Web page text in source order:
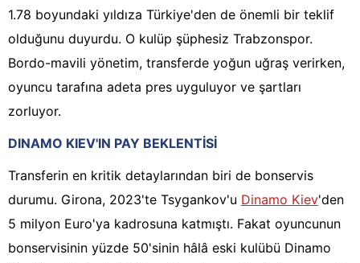
1.78 boyundaki yıldıza Türkiye'den de önemli bir teklif
olduğunu duyurdu. O kulüp şüphesiz Trabzonspor.
Bordo-mavili yönetim, transferde yoğun uğraş verirken,
oyuncu tarafına adeta pres uyguluyor ve şartları
zorluyor.
DINAMO KIEV'IN PAY BEKLENTİSİ
Transferin en kritik detaylarından biri de bonservis
durumu. Girona, 2023'te Tsygankov'u Dinamo Kiev'den
5 milyon Euro'ya kadrosuna katmıştı. Fakat oyuncunun
bonservisinin yüzde 50'sinin hâlâ eski kulübü Dinamo